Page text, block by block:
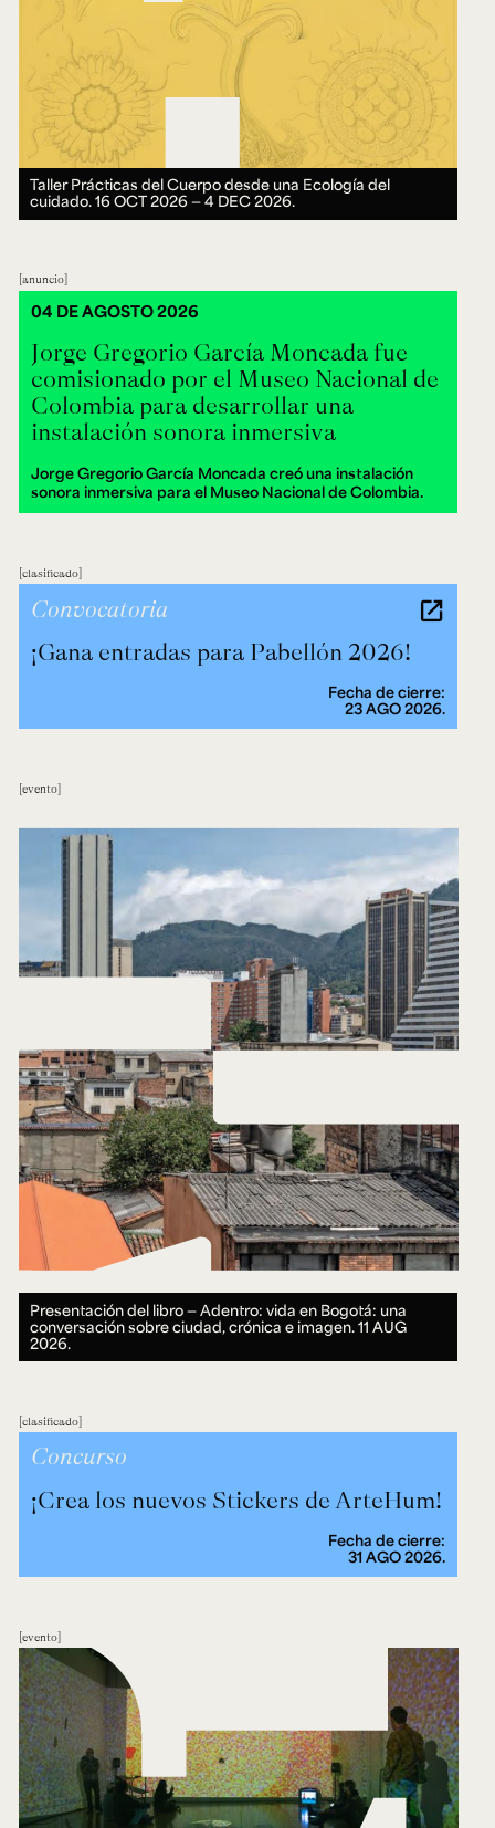
Taller Prácticas del Cuerpo desde una Ecología del
cuidado.16 OCT 2026 ― 4 DEC 2026.
anuncio
Jorge Gregorio García Moncada fue
comisionado por el Museo Nacional de
Colombia para desarrollar una
instalación sonora inmersiva
Jorge Gregorio García Moncada creó una instalación
sonora inmersiva para el Museo Nacional de Colombia.
04 DE AGOSTO 2026
clasificado
¡Gana entradas para Pabellón 2026!
Convocatoria
Fecha de cierre:
23 AGO 2026.
evento
Presentación del libro — Adentro: vida en Bogotá: una
conversación sobre ciudad, crónica e imagen.11 AUG
2026.
clasificado
Concurso
¡Crea los nuevos Stickers de ArteHum!
Fecha de cierre:
31 AGO 2026.
evento